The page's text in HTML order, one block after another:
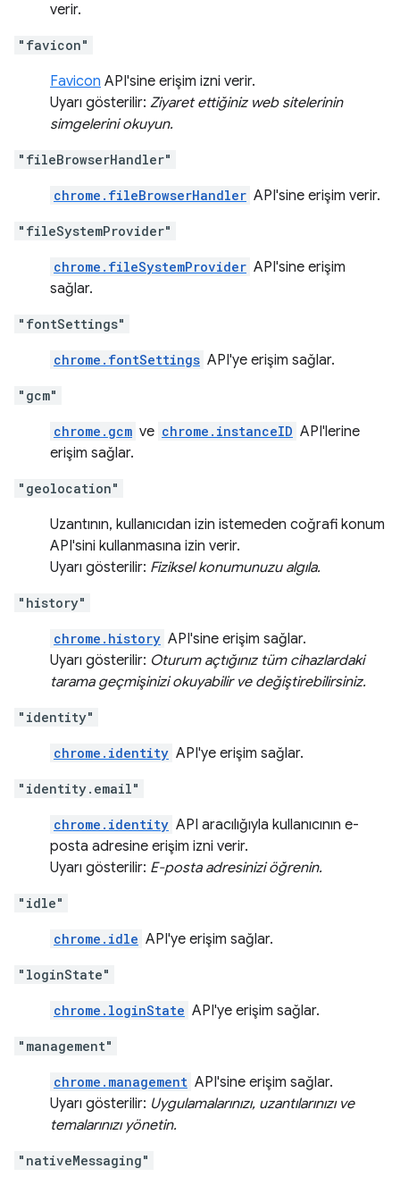
verir.
"favicon"
Favicon API'sine erişim izni verir.
Uyarı gösterilir: Ziyaret ettiğiniz web sitelerinin
simgelerini okuyun.
"fileBrowserHandler"
chrome.fileBrowserHandler API'sine erişim verir.
"fileSystemProvider"
chrome.fileSystemProvider API'sine erişim
sağlar.
"fontSettings"
chrome.fontSettings API'ye erişim sağlar.
"gcm"
chrome.gcm ve chrome.instanceID API'lerine
erişim sağlar.
"geolocation"
Uzantının, kullanıcıdan izin istemeden coğrafi konum
API'sini kullanmasına izin verir.
Uyarı gösterilir: Fiziksel konumunuzu algıla.
"history"
chrome.history API'sine erişim sağlar.
Uyarı gösterilir: Oturum açtığınız tüm cihazlardaki
tarama geçmişinizi okuyabilir ve değiştirebilirsiniz.
"identity"
chrome.identity API'ye erişim sağlar.
"identity.email"
chrome.identity API aracılığıyla kullanıcının e-
posta adresine erişim izni verir.
Uyarı gösterilir: E-posta adresinizi öğrenin.
"idle"
chrome.idle API'ye erişim sağlar.
"loginState"
chrome.loginState API'ye erişim sağlar.
"management"
chrome.management API'sine erişim sağlar.
Uyarı gösterilir: Uygulamalarınızı, uzantılarınızı ve
temalarınızı yönetin.
"nativeMessaging"